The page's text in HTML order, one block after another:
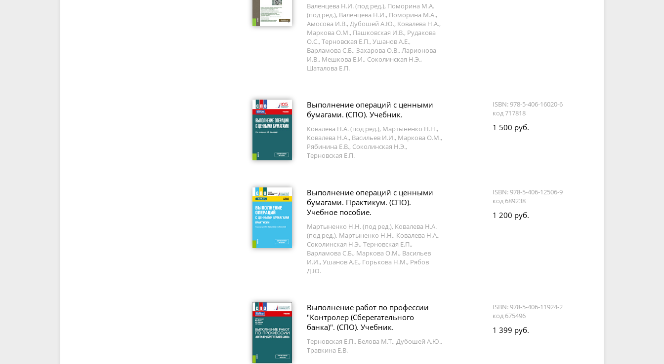
Валенцева Н.И. (под ред.), Поморина М.А.
(под ред.), Валенцева Н.И., Поморина М.А.,
Амосова И.В., Дубошей А.Ю., Ковалева Н.А.,
Маркова О.М., Пашковская И.В., Рудакова
О.С., Терновская Е.П., Ушанов А.Е.,
Варламова С.Б., Захарова О.В., Ларионова
И.В., Мешкова Е.И., Соколинская Н.Э.,
Шаталова Е.П.
Выполнение операций с ценными
бумагами. (СПО). Учебник.
Ковалева Н.А. (под ред.), Мартыненко Н.Н.,
Ковалева Н.А., Васильев И.И., Маркова О.М.,
Рябинина Е.В., Соколинская Н.Э.,
Терновская Е.П.
ISBN: 978-5-406-16020-6
код 717818
1 500 руб.
Выполнение операций с ценными
бумагами. Практикум. (СПО).
Учебное пособие.
Мартыненко Н.Н. (под ред.), Ковалева Н.А.
(под ред.), Мартыненко Н.Н., Ковалева Н.А.,
Соколинская Н.Э., Терновская Е.П.,
Варламова С.Б., Маркова О.М., Васильев
И.И., Ушанов А.Е., Горькова Н.М., Рябов
Д.Ю.
ISBN: 978-5-406-12506-9
код 689238
1 200 руб.
Выполнение работ по профессии
"Контролер (Сберегательного
банка)". (СПО). Учебник.
Терновская Е.П., Белова М.Т., Дубошей А.Ю.,
Травкина Е.В.
ISBN: 978-5-406-11924-2
код 675496
1 399 руб.